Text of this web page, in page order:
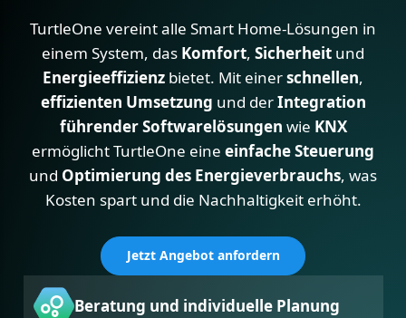
TurtleOne vereint alle Smart Home-Lösungen in
einem System, das Komfort, Sicherheit und
Energieeffizienz bietet. Mit einerschnellen,
effizienten Umsetzung und derIntegration
führender Softwarelösungen wie KNX
ermöglicht TurtleOne eine einfache Steuerung
und Optimierung des Energieverbrauchs, was
Kosten spart und die Nachhaltigkeit erhöht.
Jetzt Angebot anfordern
Beratung und individuelle Planung